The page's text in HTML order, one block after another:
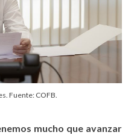
Fuente: COFB.
mucho que avanzar